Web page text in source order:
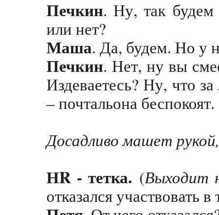
Печкин. Ну, так будем
или нет?
Маша. Да, будем. Но у
Печкин. Нет, ну вы
Издеваетесь? Ну, что
– почтальона беспокоят.
Досадливо машет
НR - тетка. (Выходит
отказался участвовать в